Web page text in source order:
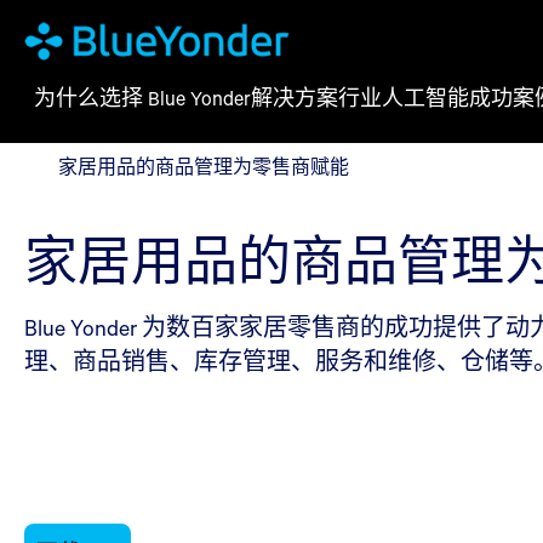
家居用品的商品管理为零售商赋能
为什么选择 Blue Yonder解决方案行业人工智能成功案
家居用品的商品管理为零售商赋能
家居用品的商品管理
Blue Yonder 为数百家家居零售商的成功提供了动
理、商品销售、库存管理、服务和维修、仓储等